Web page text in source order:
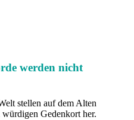
werden nicht
stellen auf dem Alten
Gedenkort her.